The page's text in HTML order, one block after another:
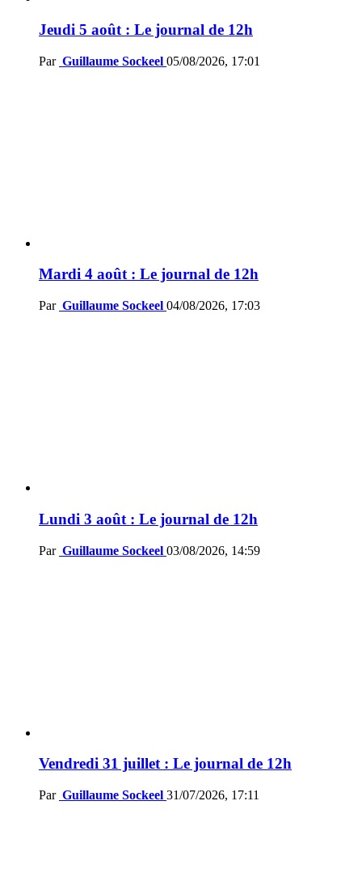
Jeudi 5 août : Le journal de 12h
Par Guillaume Sockeel 05/08/2026, 17:01
Mardi 4 août : Le journal de 12h
Par Guillaume Sockeel 04/08/2026, 17:03
Lundi 3 août : Le journal de 12h
Par Guillaume Sockeel 03/08/2026, 14:59
Vendredi 31 juillet : Le journal de 12h
Par Guillaume Sockeel 31/07/2026, 17:11